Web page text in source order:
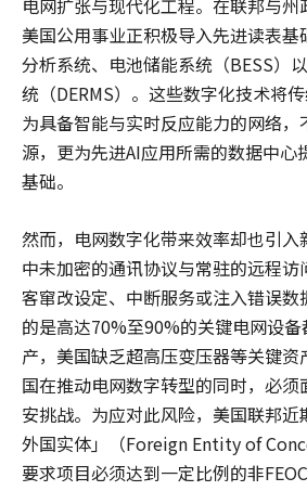
电网扩张与现代化工程。在联邦与州
美国公用事业正积极导入先进读表基
分析系统、电池储能系统（BESS）
统（DERMS）。这些数字化技术将
为具备智能与实时反应能力的网络
源，更为先进AI应用所需的数据中心
基础。
然而，电网数字化带来效率却也引
中未加密的通讯协议与常驻的远程
客窜改设定、中断服务或注入错误数
的是高达70%至90%的关键电网设
产，美国缺乏超高压变压器等关键
国在推动电网数字转型的同时，必
安挑战。为应对此风险，美国联邦
外国实体」（Foreign Entity of
要求项目必须达到一定比例的非